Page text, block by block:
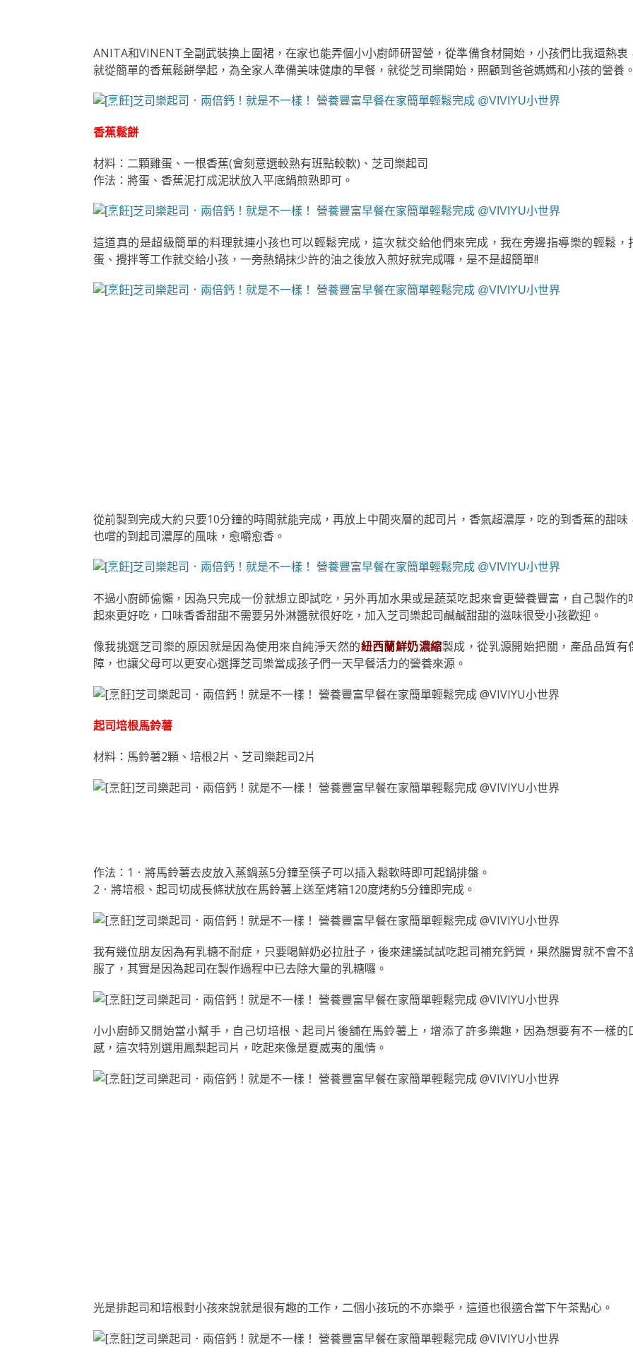
ANITA和VINENT全副武裝換上圍裙，在家也能弄個小小廚師研習營，從準備食材開始，小孩們比我還熱衷
就從簡單的香蕉鬆餅學起，為全家人準備美味健康的早餐，就從芝司樂開始，照顧到爸爸媽媽和小孩的營養。
香蕉鬆餅
材料：二顆雞蛋、一根香蕉(會刻意選較熟有班點較軟)、芝司樂起司
作法：將蛋、香蕉泥打成泥狀放入平底鍋煎熟即可。
這道真的是超級簡單的料理就連小孩也可以輕鬆完成，這次就交給他們來完成，我在旁邊指導樂的輕鬆，
蛋、攪拌等工作就交給小孩，一旁熱鍋抹少許的油之後放入煎好就完成囉，是不是超簡單!!
從前製到完成大約只要10分鐘的時間就能完成，再放上中間夾層的起司片，香氣超濃厚，吃的到香蕉的甜味
也嚐的到起司濃厚的風味，愈嚼愈香。
不過小廚師偷懶，因為只完成一份就想立即試吃，另外再加水果或是蔬菜吃起來會更營養豐富，自己製作的
起來更好吃，口味香香甜甜不需要另外淋醬就很好吃，加入芝司樂起司鹹鹹甜甜的滋味很受小孩歡迎。
像我挑選芝司樂的原因就是因為使用來自純淨天然的紐西蘭鮮奶濃縮製成，從乳源開始把關，產品品質有
障，也讓父母可以更安心選擇芝司樂當成孩子們一天早餐活力的營養來源。
起司培根馬鈴薯
材料：馬鈴薯2顆、培根2片、芝司樂起司2片
作法：1．將馬鈴薯去皮放入蒸鍋蒸5分鐘至筷子可以插入鬆軟時即可起鍋排盤。
2．將培根、起司切成長條狀放在馬鈴薯上送至烤箱120度烤約5分鐘即完成。
我有幾位朋友因為有乳糖不耐症，只要喝鮮奶必拉肚子，後來建議試試吃起司補充鈣質，果然腸胃就不會不
服了，其實是因為起司在製作過程中已去除大量的乳糖囉。
小小廚師又開始當小幫手，自己切培根、起司片後舖在馬鈴薯上，增添了許多樂趣，因為想要有不一樣的
感，這次特別選用鳳梨起司片，吃起來像是夏威夷的風情。
光是排起司和培根對小孩來說就是很有趣的工作，二個小孩玩的不亦樂乎，這道也很適合當下午茶點心。